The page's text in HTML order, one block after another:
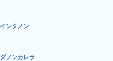
インタノン
ダノンカレラ